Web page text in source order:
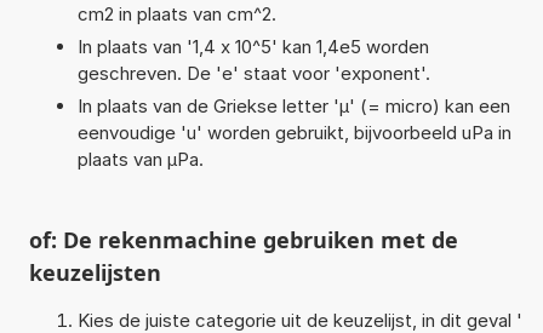
cm2 in plaats van cm^2.
In plaats van '1,4 x 10^5' kan 1,4e5 worden
geschreven. De 'e' staat voor 'exponent'.
In plaats van de Griekse letter 'µ' (= micro) kan een
eenvoudige 'u' worden gebruikt, bijvoorbeeld uPa in
plaats van µPa.
of: De rekenmachine gebruiken met de
keuzelijsten
Kies de juiste categorie uit de keuzelijst, in dit geval '